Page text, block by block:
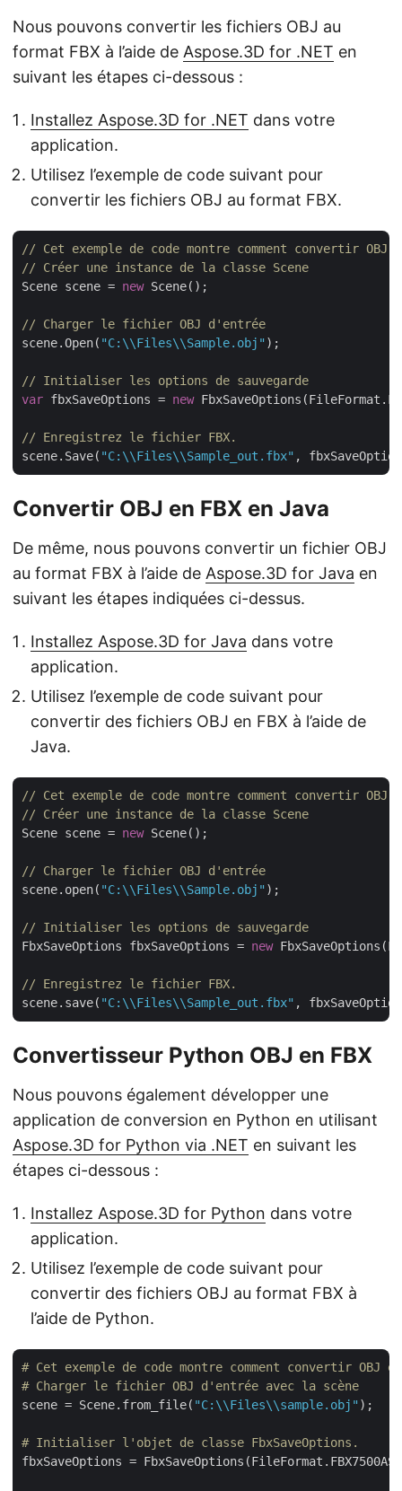
Nous pouvons convertir les fichiers OBJ au
format FBX à l’aide de Aspose.3D for .NET en
suivant les étapes ci-dessous :
Installez Aspose.3D for .NET dans votre
application.
Utilisez l’exemple de code suivant pour
convertir les fichiers OBJ au format FBX.
// Cet exemple de code montre comment convertir OBJ
// Créer une instance de la classe Scene
Scene scene = new Scene();
// Charger le fichier OBJ d'entrée
scene.Open( "C:\\Files\\Sample.obj" );
// Initialiser les options de sauvegarde
var fbxSaveOptions = new
// Enregistrez le fichier FBX.
scene.Save( "C:\\Files\\Sample_out.fbx"
Convertir OBJ en FBX en Java
De même, nous pouvons convertir un fichier OBJ
au format FBX à l’aide de Aspose.3D for Java en
suivant les étapes indiquées ci-dessus.
Installez Aspose.3D for Java dans votre
application.
Utilisez l’exemple de code suivant pour
convertir des fichiers OBJ en FBX à l’aide de
Java.
// Cet exemple de code montre comment convertir OBJ
// Créer une instance de la classe Scene
Scene scene = new Scene();
// Charger le fichier OBJ d'entrée
scene.open( "C:\\Files\\Sample.obj" );
// Initialiser les options de sauvegarde
FbxSaveOptions fbxSaveOptions = new
// Enregistrez le fichier FBX.
scene.save( "C:\\Files\\Sample_out.fbx"
Convertisseur Python OBJ en FBX
Nous pouvons également développer une
application de conversion en Python en utilisant
Aspose.3D for Python via .NET en suivant les
étapes ci-dessous :
Installez Aspose.3D for Python dans votre
application.
Utilisez l’exemple de code suivant pour
convertir des fichiers OBJ au format FBX à
l’aide de Python.
# Cet exemple de code montre comment convertir OBJ
# Charger le fichier OBJ d'entrée avec la scène
scene = Scene.from_file( "C:\\Files\\sample.obj" );
# Initialiser l'objet de classe FbxSaveOptions.
fbxSaveOptions =